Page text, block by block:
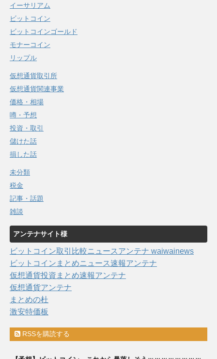
イーサリアム
ビットコイン
ビットコインゴールド
モナーコイン
リップル
仮想通貨取引所
仮想通貨関連事業
価格・相場
噂・予想
投資・取引
儲けた話
損した話
未分類
税金
記事・話題
雑談
アンテナサイト様
ビットコイン取引比較ニュースアンテナ waiwainews
ビットコインまとめニュース速報アンテナ
仮想通貨投資まとめ速報アンテナ
仮想通貨アンテナ
まとめの杜
激安特価板
RSSを購読する